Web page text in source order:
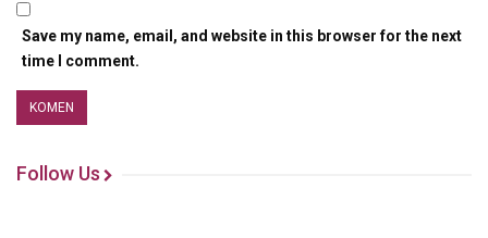
Save my name, email, and website in this browser for the next
time I comment.
Follow Us